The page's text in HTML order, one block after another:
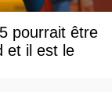
pourrait être
il est le